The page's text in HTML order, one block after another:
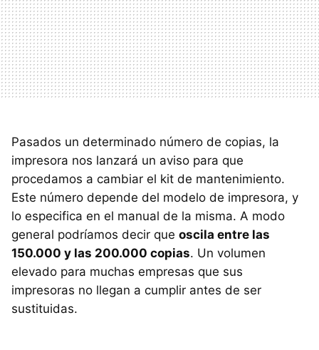
Pasados un determinado número de copias, la
impresora nos lanzará un aviso para que
procedamos a cambiar el kit de mantenimiento.
Este número depende del modelo de impresora, y
lo especifica en el manual de la misma. A modo
general podríamos decir que oscila entre las
150.000 y las 200.000 copias. Un volumen
elevado para muchas empresas que sus
impresoras no llegan a cumplir antes de ser
sustituidas.